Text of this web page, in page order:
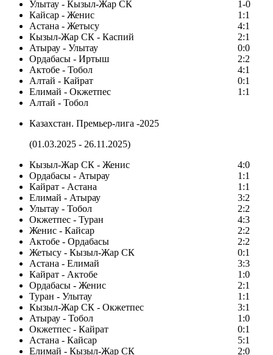
Улытау - Кызыл-Жар СК
1-0
Кайсар - Женис
1:1
Астана - Жетысу
4:1
Кызыл-Жар СК - Каспий
2:1
Атырау - Улытау
0:0
Ордабасы - Иртыш
2:2
Актобе - Тобол
4:1
Алтай - Кайрат
0:1
Елимай - Окжетпес
1:1
Алтай - Тобол
Казахстан. Премьер-лига -2025
(01.03.2025 - 26.11.2025)
Кызыл-Жар СК - Женис
4:0
Ордабасы - Атырау
1:1
Кайрат - Астана
1:1
Елимай - Атырау
3:2
Улытау - Тобол
2:2
Окжетпес - Туран
4:3
Женис - Кайсар
2:2
Актобе - Ордабасы
2:2
Жетысу - Кызыл-Жар СК
0:1
Астана - Елимай
3:3
Кайрат - Актобе
1:0
Ордабасы - Женис
2:1
Туран - Улытау
1:1
Кызыл-Жар СК - Окжетпес
3:1
Атырау - Тобол
1:0
Окжетпес - Кайрат
0:1
Астана - Кайсар
5:1
Елимай - Кызыл-Жар СК
2:0